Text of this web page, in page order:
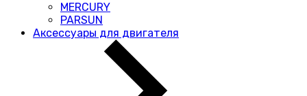
MERCURY
PARSUN
Аксессуары для двигателя